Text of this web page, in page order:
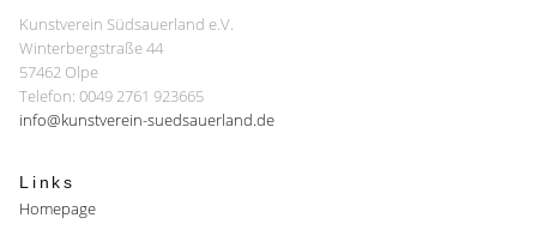
Kunstverein Südsauerland e.V.
Winterbergstraße 44
57462 Olpe
Telefon: 0049 2761 923665
info@kunstverein-suedsauerland.de
Links
Homepage